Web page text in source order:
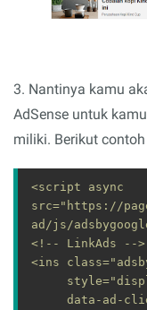
3. Nantinya kamu
AdSense untuk
miliki. Berikut
<script async
src="https://
ad/js/
<!-- LinkAds -->
<ins
data-ad-